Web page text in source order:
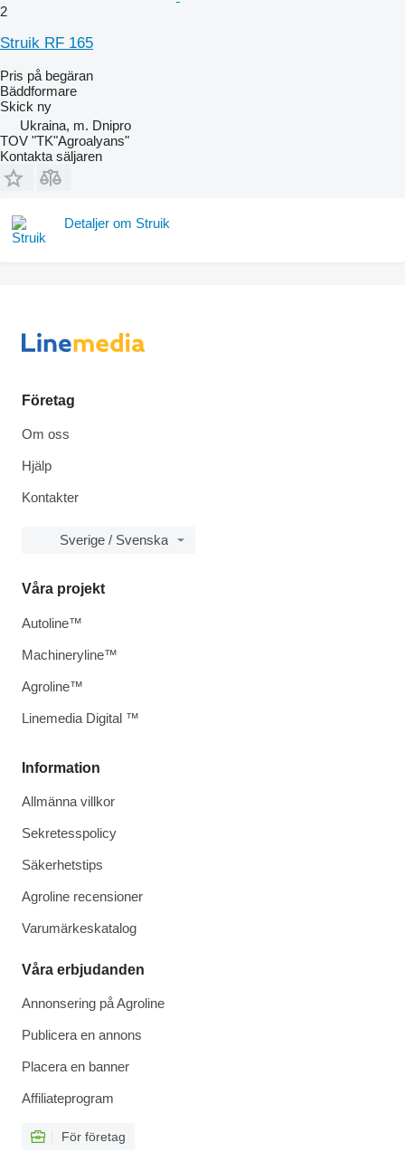
2
Struik RF 165
Pris på begäran
Bäddformare
Skick ny
Ukraina, m. Dnipro
TOV "TK"Agroalyans"
Kontakta säljaren
Detaljer om Struik
Företag
Om oss
Hjälp
Kontakter
Sverige / Svenska
Information
Allmänna villkor
Sekretesspolicy
Säkerhetstips
Agroline recensioner
Varumärkeskatalog
Våra erbjudanden
Annonsering på Agroline
Publicera en annons
Placera en banner
Affiliateprogram
För företag
Våra projekt
Autoline™
Machineryline™
Agroline™
Linemedia Digital ™